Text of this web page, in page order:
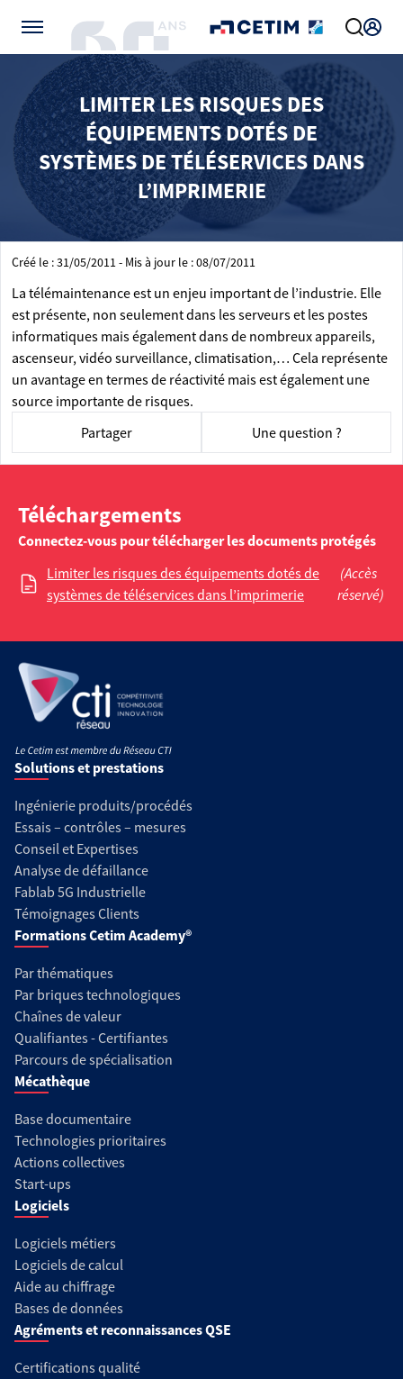
LIMITER LES RISQUES DES
ÉQUIPEMENTS DOTÉS DE
SYSTÈMES DE TÉLÉSERVICES DANS
L’IMPRIMERIE
Créé le : 31/05/2011 - Mis à jour le : 08/07/2011
La télémaintenance est un enjeu important de l’industrie. Elle
est présente, non seulement dans les serveurs et les postes
informatiques mais également dans de nombreux appareils,
ascenseur, vidéo surveillance, climatisation,… Cela représente
un avantage en termes de réactivité mais est également une
source importante de risques.
Partager
Une question ?
Téléchargements
Connectez-vous pour télécharger les documents protégés
Limiter les risques des équipements dotés de
systèmes de téléservices dans l’imprimerie
(Accès
réservé)
Solutions et prestations
Ingénierie produits/procédés
Essais – contrôles – mesures
Conseil et Expertises
Analyse de défaillance
Fablab 5G Industrielle
Témoignages Clients
Formations Cetim Academy®
Par thématiques
Par briques technologiques
Chaînes de valeur
Qualifiantes - Certifiantes
Parcours de spécialisation
Mécathèque
Base documentaire
Technologies prioritaires
Actions collectives
Start-ups
Logiciels
Logiciels métiers
Logiciels de calcul
Aide au chiffrage
Bases de données
Agréments et reconnaissances QSE
Certifications qualité